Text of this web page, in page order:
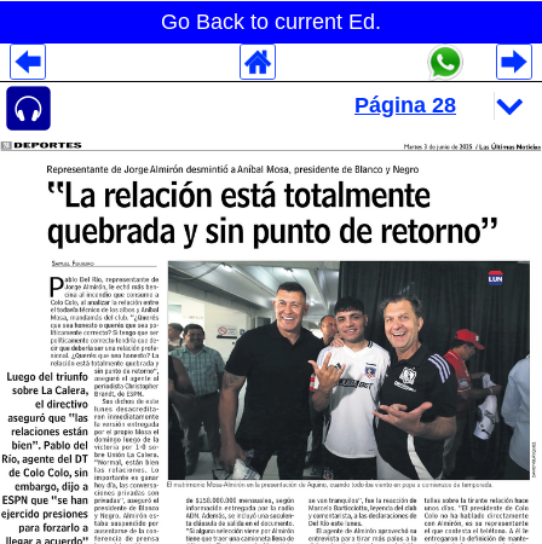
Go Back to current Ed.
Despliegues Analytics
Despliegues Totales
Despliegues por Rubros